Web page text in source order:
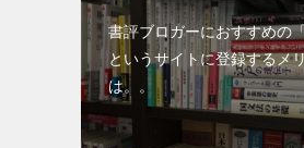
書評ブロガーにおすすめの
というサイトに登録するメ
は。。